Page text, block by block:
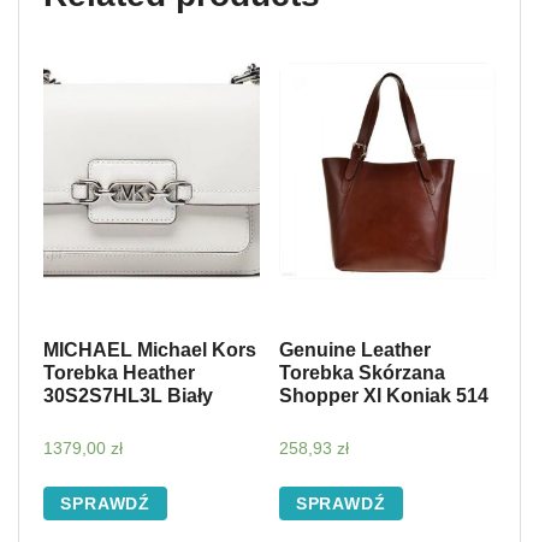
MICHAEL Michael Kors
Torebka Heather
30S2S7HL3L Biały
1379,00 zł
SPRAWDŹ
Genuine Leather
Torebka Skórzana
Shopper Xl Koniak 514
258,93 zł
SPRAWDŹ